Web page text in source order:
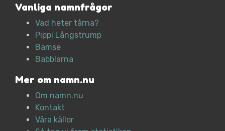
Vanliga namnfrågor
Vad heter tårna?
Pippi Långstrump
Bamse
Babblarna
Mer om namn.nu
Om namn.nu
Kontakt
Våra källor